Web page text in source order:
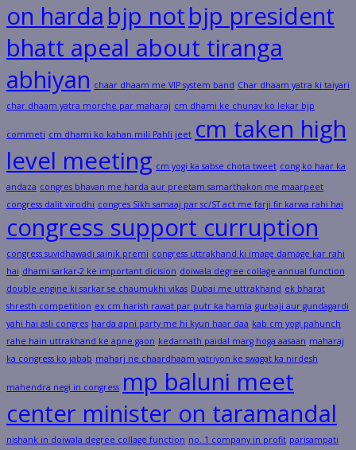
on harda bjp notbjp president
bhatt apeal about tiranga
abhiyan chaar dhaam me VIP system band Char dhaam yatra ki taiyari
char dhaam yatra morche par maharaj cm dhami ke chunav ko lekar bjp
commeti cm dhami ko kahan mili Pahli jeet cm taken high
level meeting cm yogi ka sabse chota tweet cong ko haar ka
andaza congres bhavan me harda aur preetam samarthakon me maarpeet
congress dalit virodhi congres Sikh samaaj par sc/ST act me farji fir karwa rahi hai
congress support curruption
congress suvidhawadi sainik premi congress uttrakhand ki image damage kar rahi
hai dhami sarkar-2 ke important dicision doiwala degree collage annual function
double engine ki sarkar se chaumukhi vikas Dubai me uttrakhand ek bharat
shresth competition ex cm harish rawat par putr ka hamla gurbaji aur gundagardi
yahi hai asli congres harda apni party me hi kyun haar daa kab cm yogi pahunch
rahe hain uttrakhand ke apne gaon kedarnath paidal marg hoga aasaan maharaj
ka congress ko jabab maharj ne chaardhaam yatriyon ke swagat ka nirdesh
mahendra negi in congress mp baluni meet
center minister on taramandal
nishank in doiwala degree collage function no. 1 company in profit parisampati